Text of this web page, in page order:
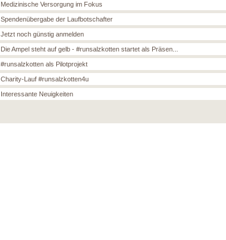
Medizinische Versorgung im Fokus
Spendenübergabe der Laufbotschafter
Jetzt noch günstig anmelden
Die Ampel steht auf gelb - #runsalzkotten startet als Präsen...
#runsalzkotten als Pilotprojekt
Charity-Lauf #runsalzkotten4u
Interessante Neuigkeiten